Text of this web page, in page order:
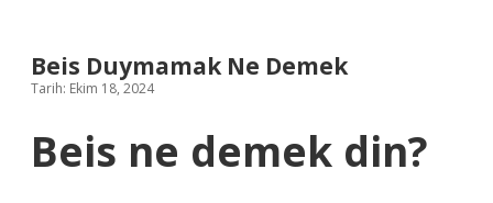
Beis Duymamak Ne Demek
Tarih: Ekim 18, 2024
Beis ne demek din?